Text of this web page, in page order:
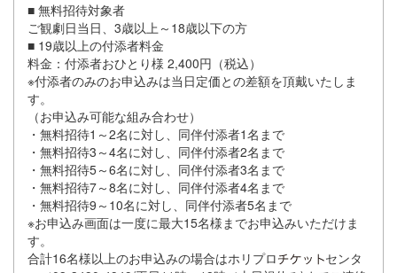
■ 無料招待対象者
ご観劇日当日、3歳以上～18歳以下の方
■ 19歳以上の付添者料金
料金：付添者おひとり様 2,400円（税込）
※付添者のみのお申込みは当日定価との差額を頂戴いたしま
す。
（お申込み可能な組み合わせ）
・無料招待1～2名に対し、同伴付添者1名まで
・無料招待3～4名に対し、同伴付添者2名まで
・無料招待5～6名に対し、同伴付添者3名まで
・無料招待7～8名に対し、同伴付添者4名まで
・無料招待9～10名に対し、同伴付添者5名まで
※お申込み画面は一度に最大15名様までお申込みいただけま
す。
合計16名様以上のお申込みの場合はホリプロ
センタ